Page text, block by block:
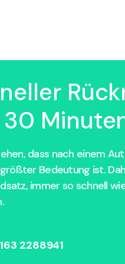
dass nach einem
Bedeutung ist.
immer so schnell
2288941